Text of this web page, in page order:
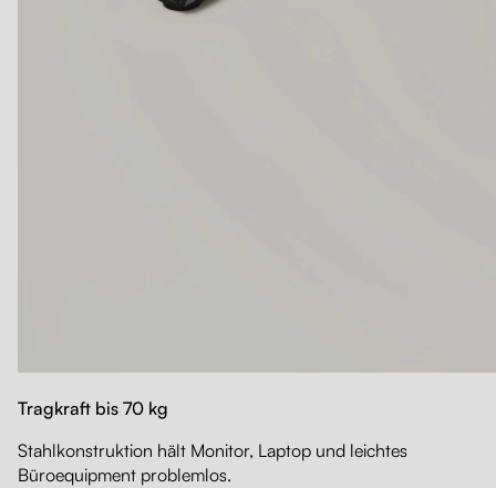
Tragkraft bis 70 kg
Stahlkonstruktion hält Monitor, Laptop und leichtes
Büroequipment problemlos.